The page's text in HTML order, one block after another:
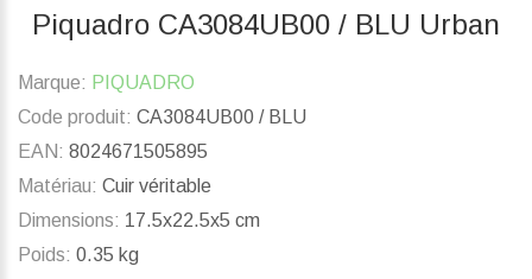
Piquadro CA3084UB00 / BLU Urban
Marque: PIQUADRO
Code produit: CA3084UB00 / BLU
EAN: 8024671505895
Matériau: Cuir véritable
Dimensions: 17.5x22.5x5 cm
Poids: 0.35 kg